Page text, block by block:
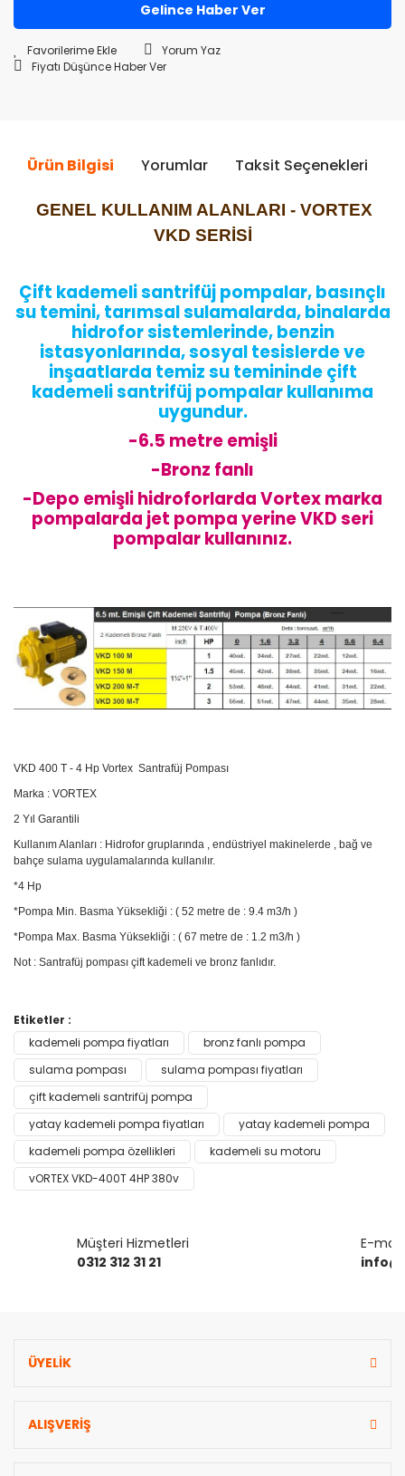
Gelince Haber Ver
Yorum Yaz
Fiyatı Düşünce Haber Ver
Ürün Bilgisi Yorumlar Taksit Seçenekleri
GENEL KULLANIM ALANLARI - VORTEX
VKD SERİSİ
Çift kademeli santrifüj pompalar, basınçlı
su temini, tarımsal sulamalarda, binalarda
hidrofor sistemlerinde, benzin
istasyonlarında, sosyal tesislerde ve
inşaatlarda temiz su temininde çift
kademeli santrifüj pompalar kullanıma
uygundur.
-6.5 metre emişli
-Bronz fanlı
-Depo emişli hidroforlarda Vortex marka
pompalarda jet pompa yerine VKD seri
pompalar kullanınız.
VKD 400 T - 4 Hp Vortex Santrafüj Pompası
Marka : VORTEX
2 Yıl Garantili
Kullanım Alanları : Hidrofor gruplarında , endüstriyel makinelerde , bağ ve
bahçe sulama uygulamalarında kullanılır.
*4 Hp
*Pompa Min. Basma Yüksekliği : ( 52 metre de : 9.4 m3/h )
*Pompa Max. Basma Yüksekliği : ( 67 metre de : 1.2 m3/h )
Not : Santrafüj pompası çift kademeli ve bronz fanlıdır.
Bu ürüne ilk yorumu siz yapın!
Yorum Yaz
Bu ürünün fiyat bilgisi, resim, ürün açıklamalarında ve diğer
konularda yetersiz gördüğünüz noktaları öneri formunu
kullanarak tarafımıza iletebilirsiniz.
Görüş ve önerileriniz için teşekkür ederiz.
Ürün resmi kalitesiz, bozuk veya görüntülenemiyor.
Ürün açıklamasında eksik bilgiler bulunuyor.
Ürün bilgilerinde hatalar bulunuyor.
Ürün fiyatı diğer sitelerden daha pahalı.
Etiketler :
kademeli pompa fiyatları
bronz fanlı pompa
sulama pompası
sulama pompası fiyatları
çift kademeli santrifüj pompa
yatay kademeli pompa fiyatları
yatay kademeli pompa
kademeli pompa özellikleri
kademeli su motoru
vORTEX VKD-400T 4HP 380v
Müşteri Hizmetleri
0312 312 31 21
E-mail
ÜYELİK
ALIŞVERİŞ